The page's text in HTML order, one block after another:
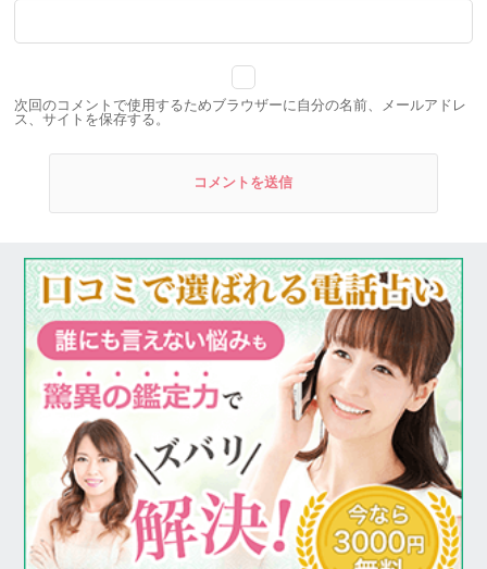
次回のコメントで使用するためブラウザーに自分の名前、メールアドレ
ス、サイトを保存する。